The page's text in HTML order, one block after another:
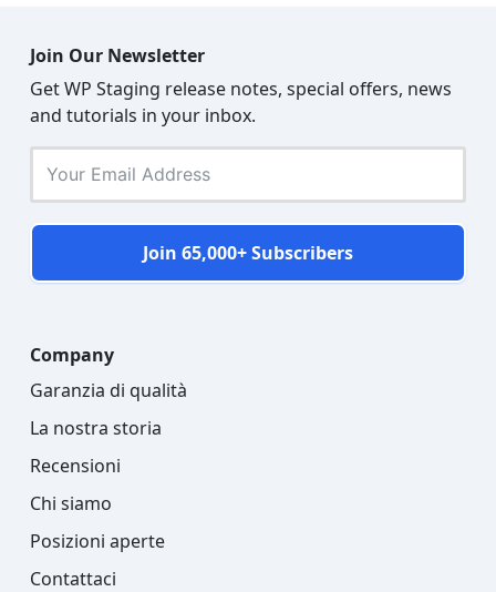
Join Our Newsletter
Get WP Staging release notes, special offers, news
and tutorials in your inbox.
Join 65,000+ Subscribers
Company
Garanzia di qualità
La nostra storia
Recensioni
Chi siamo
Posizioni aperte
Contattaci